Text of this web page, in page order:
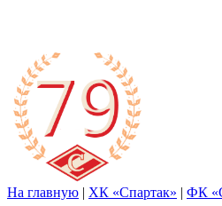
На главную | ХК «Спартак» | ФК